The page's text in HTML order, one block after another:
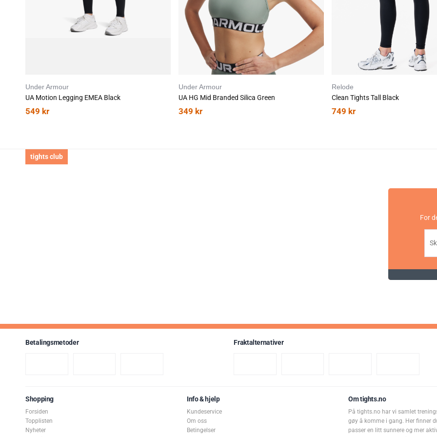
Under Armour
UA Motion Legging EMEA Black
549 kr
Under Armour
UA HG Mid Branded Silica Green
349 kr
Relode
Clean Tights Tall Black
749 kr
tights club
For
Betalingsmetoder Fraktalternativer
Shopping
Forsiden
Topplisten
Nyheter
Info & hjelp
Kundeservice
Om oss
Betingelser
Om tights.no
På tights.no har vi samlet
gøy å komme i gang. Her finner
passer en litt sunnere og mer